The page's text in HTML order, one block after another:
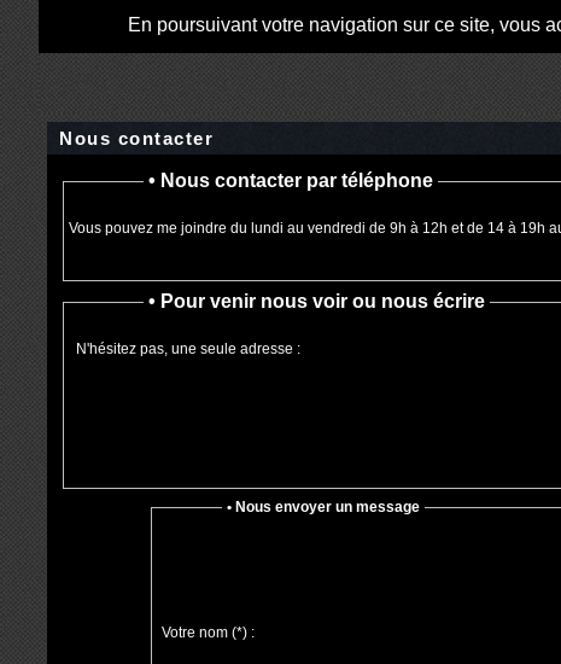
En poursuivant votre navigation sur ce site, vous
Nous contacter
• Nous contacter par téléphone
Vous pouvez me joindre du lundi au vendredi de 9h à 12h et de 14 à 19h
• Pour venir nous voir ou nous écrire
N'hésitez pas, une seule adresse :
• Nous envoyer un message
Votre nom (*) :